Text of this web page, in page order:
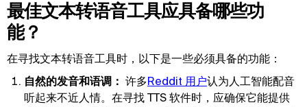
最佳文本转语音工具应具备哪些功
能？
在寻找文本转语音工具时，以下是一些必须具备的功能：
自然的发音和语调： 许多Reddit 用户认为人工智能配音
听起来不近人情。在寻找 TTS 软件时，应确保它能提供